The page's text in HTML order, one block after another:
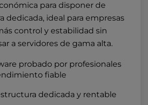
para disponer de
dedicada, ideal para empresas
control y estabilidad sin
a servidores de gama alta.
probado por profesionales
fiable
dedicada y rentable